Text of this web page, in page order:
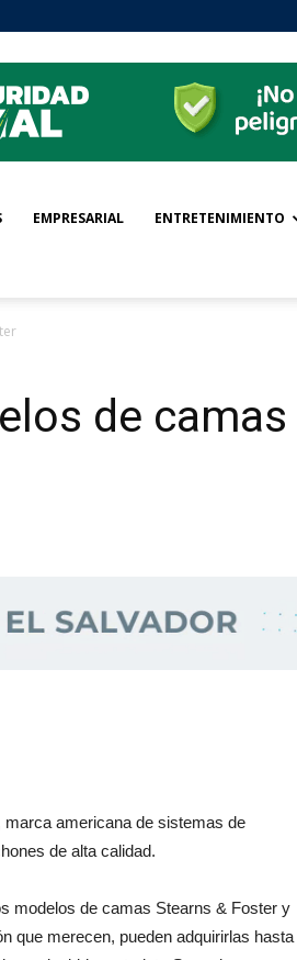
EMPRESARIAL ENTRETENIMIENTO
de camas
americana de sistemas de
de alta calidad.
modelos de camas Stearns & Foster y
que merecen, pueden adquirirlas hasta